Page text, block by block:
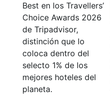
Best en los Travellers’
Choice Awards 2026
de Tripadvisor,
distinción que lo
coloca dentro del
selecto 1% de los
mejores hoteles del
planeta.